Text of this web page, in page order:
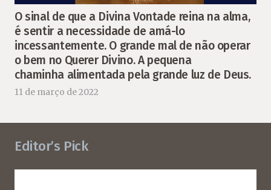
O sinal de que a Divina Vontade reina na alma,
é sentir a necessidade de amá-lo
incessantemente. O grande mal de não operar
o bem no Querer Divino. A pequena
chaminha alimentada pela grande luz de Deus.
11 de março de 2022
Editor’s Pick